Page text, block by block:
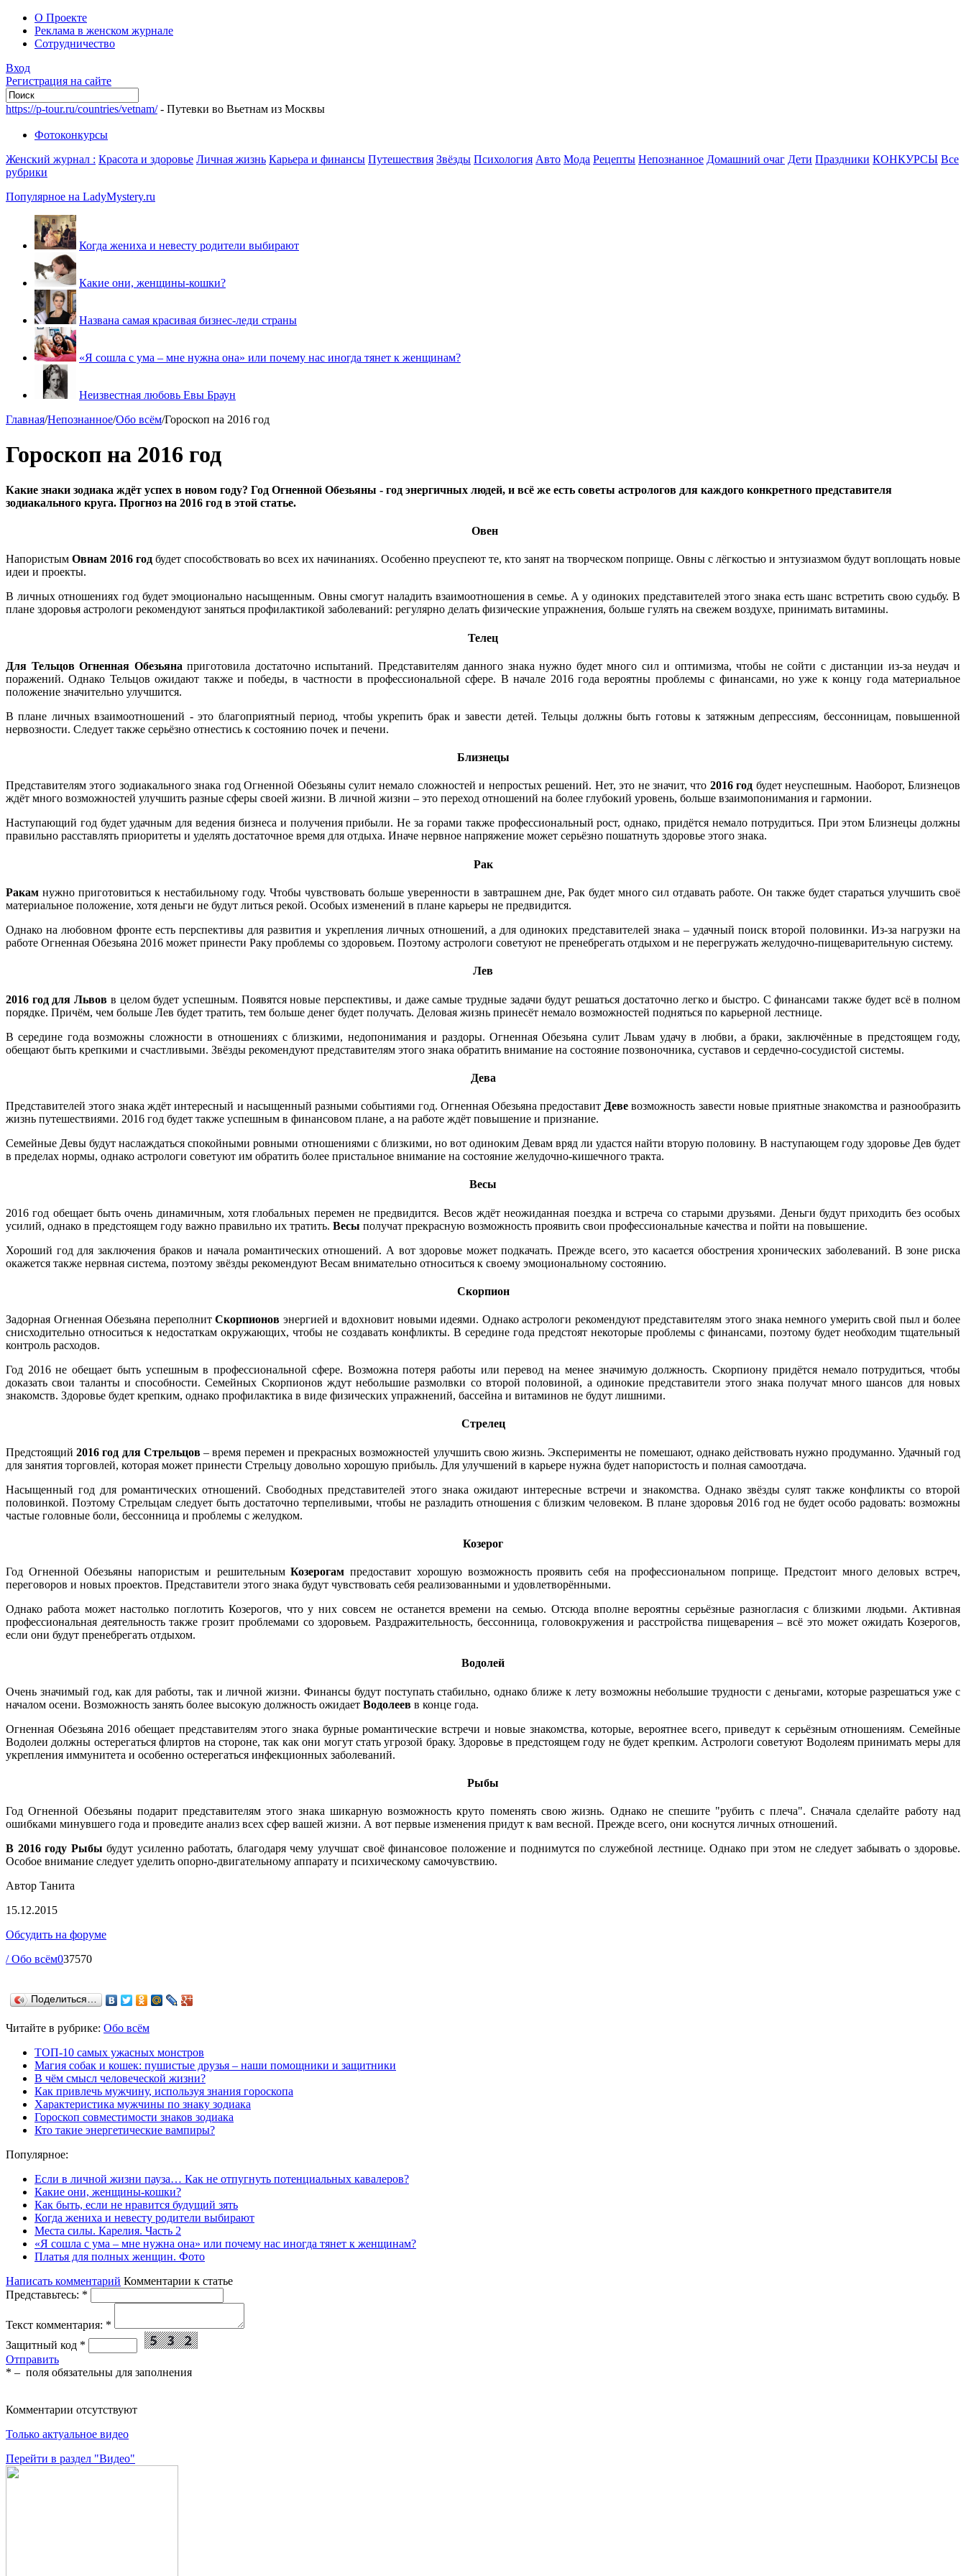
О Проекте
Реклама в женском журнале
Сотрудничество
Вход
Регистрация на сайте
https://p-tour.ru/countries/vetnam/- Путевки во Вьетнам из Москвы
Фотоконкурсы
Женский журнал : Красота и здоровье Личная жизнь Карьера и финансы Путешествия Звёзды Психология Авто Мода Рецепты Непознанное Домашний очаг Дети Праздники КОНКУРСЫ Все
рубрики
Популярное на LadyMystery.ru
Когда жениха и невесту родители выбирают
Какие они, женщины-кошки?
Названа самая красивая бизнес-леди страны
«Я сошла с ума – мне нужна она» или почему нас иногда тянет к женщинам?
Неизвестная любовь Евы Браун
Главная/Непознанное/Обо всём/Гороскоп на 2016 год
Гороскоп на 2016 год
Какие знаки зодиака ждёт успех в новом году? Год Огненной Обезьяны - год энергичных людей, и всё же есть советы астрологов для каждого конкретного представителя
зодиакального круга. Прогноз на 2016 год в этой статье.
Овен
Напористым Овнам 2016 год будет способствовать во всех их начинаниях. Особенно преуспеют те, кто занят на творческом поприще. Овны с лёгкостью и энтузиазмом будут воплощать новые
идеи и проекты.
В личных отношениях год будет эмоционально насыщенным. Овны смогут наладить взаимоотношения в семье. А у одиноких представителей этого знака есть шанс встретить свою судьбу. В
плане здоровья астрологи рекомендуют заняться профилактикой заболеваний: регулярно делать физические упражнения, больше гулять на свежем воздухе, принимать витамины.
Телец
Для Тельцов Огненная Обезьянаприготовила достаточно испытаний. Представителям данного знака нужно будет много сил и оптимизма, чтобы не сойти с дистанции из-за неудач и
поражений. Однако Тельцов ожидают также и победы, в частности в профессиональной сфере. В начале 2016 года вероятны проблемы с финансами, но уже к концу года материальное
положение значительно улучшится.
В плане личных взаимоотношений - это благоприятный период, чтобы укрепить брак и завести детей. Тельцы должны быть готовы к затяжным депрессиям, бессонницам, повышенной
нервозности. Следует также серьёзно отнестись к состоянию почек и печени.
Близнецы
Представителям этого зодиакального знака год Огненной Обезьяны сулит немало сложностей и непростых решений. Нет, это не значит, что 2016 год будет неуспешным. Наоборот, Близнецов
ждёт много возможностей улучшить разные сферы своей жизни. В личной жизни – это переход отношений на более глубокий уровень, больше взаимопонимания и гармонии.
Наступающий год будет удачным для ведения бизнеса и получения прибыли. Не за горами также профессиональный рост, однако, придётся немало потрудиться. При этом Близнецы должны
правильно расставлять приоритеты и уделять достаточное время для отдыха. Иначе нервное напряжение может серьёзно пошатнуть здоровье этого знака.
Рак
Ракам нужно приготовиться к нестабильному году. Чтобы чувствовать больше уверенности в завтрашнем дне, Рак будет много сил отдавать работе. Он также будет стараться улучшить своё
материальное положение, хотя деньги не будут литься рекой. Особых изменений в плане карьеры не предвидится.
Однако на любовном фронте есть перспективы для развития и укрепления личных отношений, а для одиноких представителей знака – удачный поиск второй половинки. Из-за нагрузки на
работе Огненная Обезьяна 2016 может принести Раку проблемы со здоровьем. Поэтому астрологи советуют не пренебрегать отдыхом и не перегружать желудочно-пищеварительную систему.
Лев
2016 год для Львов в целом будет успешным. Появятся новые перспективы, и даже самые трудные задачи будут решаться достаточно легко и быстро. С финансами также будет всё в полном
порядке. Причём, чем больше Лев будет тратить, тем больше денег будет получать. Деловая жизнь принесёт немало возможностей подняться по карьерной лестнице.
В середине года возможны сложности в отношениях с близкими, недопонимания и раздоры. Огненная Обезьяна сулит Львам удачу в любви, а браки, заключённые в предстоящем году,
обещают быть крепкими и счастливыми. Звёзды рекомендуют представителям этого знака обратить внимание на состояние позвоночника, суставов и сердечно-сосудистой системы.
Дева
Представителей этого знака ждёт интересный и насыщенный разными событиями год. Огненная Обезьяна предоставит Деве возможность завести новые приятные знакомства и разнообразить
жизнь путешествиями. 2016 год будет также успешным в финансовом плане, а на работе ждёт повышение и признание.
Семейные Девы будут наслаждаться спокойными ровными отношениями с близкими, но вот одиноким Девам вряд ли удастся найти вторую половину. В наступающем году здоровье Дев будет
в пределах нормы, однако астрологи советуют им обратить более пристальное внимание на состояние желудочно-кишечного тракта.
Весы
2016 год обещает быть очень динамичным, хотя глобальных перемен не предвидится. Весов ждёт неожиданная поездка и встреча со старыми друзьями. Деньги будут приходить без особых
усилий, однако в предстоящем году важно правильно их тратить. Весы получат прекрасную возможность проявить свои профессиональные качества и пойти на повышение.
Хороший год для заключения браков и начала романтических отношений. А вот здоровье может подкачать. Прежде всего, это касается обострения хронических заболеваний. В зоне риска
окажется также нервная система, поэтому звёзды рекомендуют Весам внимательно относиться к своему эмоциональному состоянию.
Скорпион
Задорная Огненная Обезьяна переполнитСкорпионов энергией и вдохновит новыми идеями. Однако астрологи рекомендуют представителям этого знака немного умерить свой пыл и более
снисходительно относиться к недостаткам окружающих, чтобы не создавать конфликты. В середине года предстоят некоторые проблемы с финансами, поэтому будет необходим тщательный
контроль расходов.
Год 2016 не обещает быть успешным в профессиональной сфере. Возможна потеря работы или перевод на менее значимую должность. Скорпиону придётся немало потрудиться, чтобы
доказать свои таланты и способности. Семейных Скорпионов ждут небольшие размолвки со второй половиной, а одинокие представители этого знака получат много шансов для новых
знакомств. Здоровье будет крепким, однако профилактика в виде физических упражнений, бассейна и витаминов не будут лишними.
Стрелец
Предстоящий2016 год для Стрельцов– время перемен и прекрасных возможностей улучшить свою жизнь. Эксперименты не помешают, однако действовать нужно продуманно. Удачный год
для занятия торговлей, которая может принести Стрельцу довольно хорошую прибыль. Для улучшений в карьере нужна будет напористость и полная самоотдача.
Насыщенный год для романтических отношений. Свободных представителей этого знака ожидают интересные встречи и знакомства. Однако звёзды сулят также конфликты со второй
половинкой. Поэтому Стрельцам следует быть достаточно терпеливыми, чтобы не разладить отношения с близким человеком. В плане здоровья 2016 год не будет особо радовать: возможны
частые головные боли, бессонница и проблемы с желудком.
Козерог
Год Огненной Обезьяны напористым и решительнымКозерогам предоставит хорошую возможность проявить себя на профессиональном поприще. Предстоит много деловых встреч,
переговоров и новых проектов. Представители этого знака будут чувствовать себя реализованными и удовлетворёнными.
Однако работа может настолько поглотить Козерогов, что у них совсем не останется времени на семью. Отсюда вполне вероятны серьёзные разногласия с близкими людьми. Активная
профессиональная деятельность также грозит проблемами со здоровьем. Раздражительность, бессонница, головокружения и расстройства пищеварения – всё это может ожидать Козерогов,
если они будут пренебрегать отдыхом.
Водолей
Очень значимый год, как для работы, так и личной жизни. Финансы будут поступать стабильно, однако ближе к лету возможны небольшие трудности с деньгами, которые разрешаться уже с
началом осени. Возможность занять более высокую должность ожидает Водолеев в конце года.
Огненная Обезьяна 2016 обещает представителям этого знака бурные романтические встречи и новые знакомства, которые, вероятнее всего, приведут к серьёзным отношениям. Семейные
Водолеи должны остерегаться флиртов на стороне, так как они могут стать угрозой браку. Здоровье в предстоящем году не будет крепким. Астрологи советуют Водолеям принимать меры для
укрепления иммунитета и особенно остерегаться инфекционных заболеваний.
Рыбы
Год Огненной Обезьяны подарит представителям этого знака шикарную возможность круто поменять свою жизнь. Однако не спешите "рубить с плеча". Сначала сделайте работу над
ошибками минувшего года и проведите анализ всех сфер вашей жизни. А вот первые изменения придут к вам весной. Прежде всего, они коснутся личных отношений.
В 2016 году Рыбы будут усиленно работать, благодаря чему улучшат своё финансовое положение и поднимутся по служебной лестнице. Однако при этом не следует забывать о здоровье.
Особое внимание следует уделить опорно-двигательному аппарату и психическому самочувствию.
Автор Танита
15.12.2015
Обсудить на форуме
/ Обо всём037570
Поделиться…
Читайте в рубрике: Обо всём
ТОП-10 самых ужасных монстров
Магия собак и кошек: пушистые друзья – наши помощники и защитники
В чём смысл человеческой жизни?
Как привлечь мужчину, используя знания гороскопа
Характеристика мужчины по знаку зодиака
Гороскоп совместимости знаков зодиака
Кто такие энергетические вампиры?
Популярное:
Если в личной жизни пауза… Как не отпугнуть потенциальных кавалеров?
Какие они, женщины-кошки?
Как быть, если не нравится будущий зять
Когда жениха и невесту родители выбирают
Места силы. Карелия. Часть 2
«Я сошла с ума – мне нужна она» или почему нас иногда тянет к женщинам?
Платья для полных женщин. Фото
Написать комментарий Комментарии к статье
Представьтесь: *
Текст комментария: *
Защитный код *
Отправить
* – поля обязательны для заполнения
Комментарии отсутствуют
Только актуальное видео
Перейти в раздел "Видео"